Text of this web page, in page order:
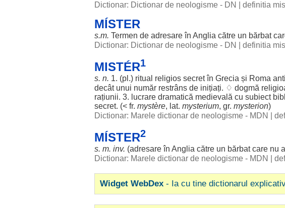
Dictionar: Dictionar de neologisme - DN
definitia
MÍSTER
s.m. Termen de adresareîn Anglia către un bărbat
Dictionar: Dictionar de neologisme - DN
definitia
MISTÉR1
s. n. 1. (pl.) ritual religios secretîn Grecia și Roma
decâtunui număr restrâns de inițiați. ♢ dogmă
rațiunii. 3. lucrare dramatică medievală cu subiect
secret. (< fr. mystère, lat. mysterium, gr. mysterion)
Dictionar: Marele dictionar de neologisme - MDN
MÍSTER2
s. m. inv. (adresareîn Anglia către un bărbatcare nu
Dictionar: Marele dictionar de neologisme - MDN
Widget WebDex - Ia cu tine dictionarul